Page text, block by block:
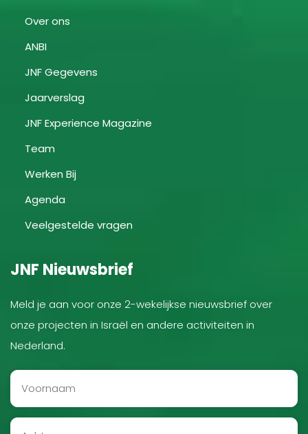
Over ons
ANBI
JNF Gegevens
Jaarverslag
JNF Experience Magazine
Team
Werken Bij
Agenda
Veelgestelde vragen
JNF Nieuwsbrief
Meld je aan voor onze 2-wekelijkse nieuwsbrief over
onze projecten in Israël en andere activiteiten in
Nederland.